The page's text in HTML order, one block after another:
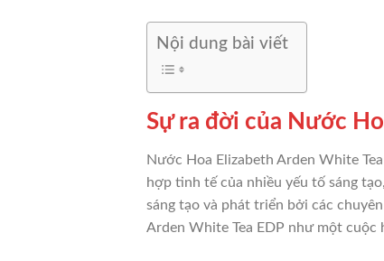
Nội dung bài viết
Sự ra đời của Nước
Nước Hoa Elizabeth Arden White
hợp tinh tế của nhiều yếu tố sáng
sáng tạo và phát triển bởi các
Arden White Tea EDP như một cuộc